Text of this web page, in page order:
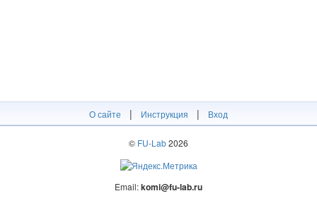
О сайте | Инструкция | Вход
© FU-Lab2026
Email:komi@fu-lab.ru